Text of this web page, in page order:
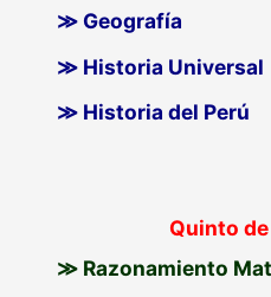
≫ Geografía
≫ Historia Universal
≫ Historia del Perú
Quinto
≫ Razonamiento